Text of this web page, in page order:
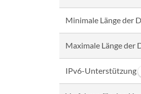
Minimale Länge der
Maximale Länge der
IPv6-Unterstützung